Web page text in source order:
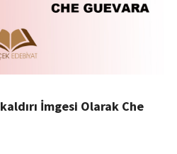
İmgesi Olarak Che